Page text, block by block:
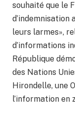
souhaité que le
d’indemnisation
leurs larmes»,
d’informations
République
des Nations
Hirondelle, une
l’information en